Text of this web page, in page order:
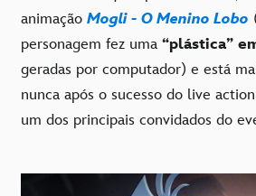
animação Mogli - O Menino Lobo
personagem fez uma “plástica”
geradas por computador) e está
nunca após o sucesso do live
um dos principais convidados do